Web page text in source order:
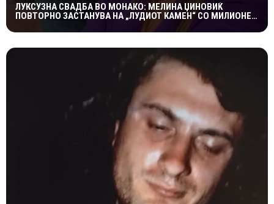
ЛУКСУЗНА СВАДБА ВО МОНАКО: МЕЛИНА ЏИНОВИЌ
ПОВТОРНО ЗАСТАНУВА НА „ЛУДИОТ КАМЕН“ СО МИЛИОНЕР